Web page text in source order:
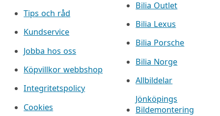
Tips och råd
Kundservice
Jobba hos oss
Köpvillkor webbshop
Integritetspolicy
Cookies
Bilia Outlet
Bilia Lexus
Bilia Porsche
Bilia Norge
Allbildelar
Jönköpings
Bildemontering